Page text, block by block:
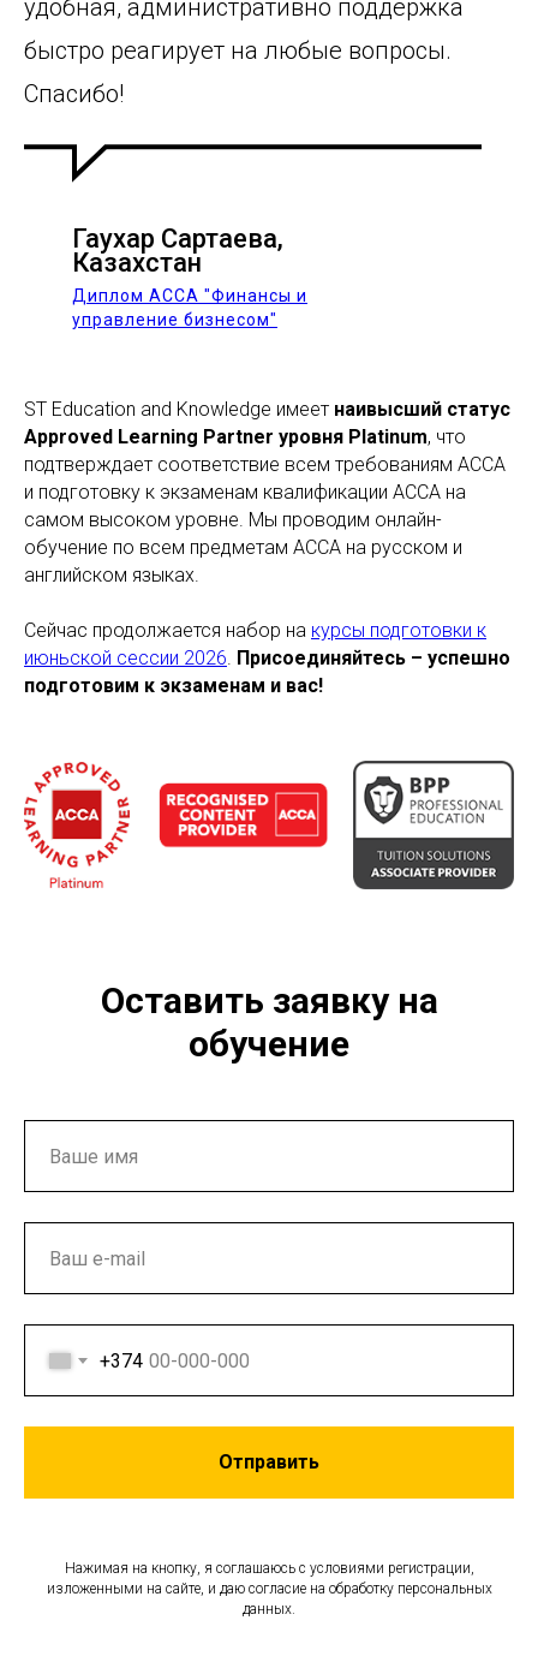
удобная, административно поддержка
быстро реагирует на любые вопросы.
Спасибо!
Гаухар Сартаева,
Казахстан
Диплом ACCA "Финансы и
управление бизнесом"
ST Education and Knowledge имеет наивысший статус
Approved Learning Partner уровня Platinum, что
подтверждает соответствие всем требованиям АССА
и подготовку к экзаменам квалификации АССА на
самом высоком уровне. Мы проводим онлайн-
обучение по всем предметам ACCA на русском и
английском языках.
Сейчас продолжается набор на курсы подготовки к
июньской сессии 2026 Присоединяйтесь – успешно
подготовим к экзаменам и вас!
Оставить заявку на
обучение
+374
Отправить
Нажимая на кнопку, я соглашаюсь с условиями регистрации,
изложенными на сайте, и даю согласие на обработку персональных
данных.